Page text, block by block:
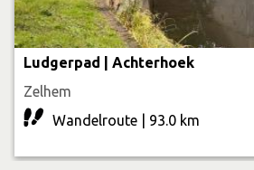
Ludgerpad | Achterhoek
Zelhem
Wandelroute | 93.0 km